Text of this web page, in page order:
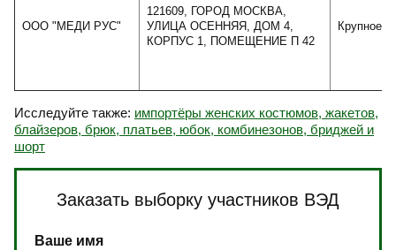
ООО "МЕДИ РУС"
121609, ГОРОД МОСКВА,
УЛИЦА ОСЕННЯЯ, ДОМ 4,
КОРПУС 1, ПОМЕЩЕНИЕ П 42
Крупное
Исследуйте также: импортёры женских костюмов, жакетов,
блайзеров, брюк, платьев, юбок, комбинезонов, бриджей и
шорт
Заказать выборку участников ВЭД
Ваше имя